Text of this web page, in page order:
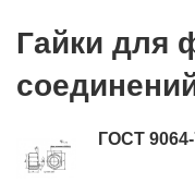
Гайки для
ГОСТ